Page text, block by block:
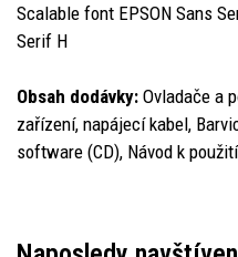
Scalable font EPSON Sans
Serif H
Obsah dodávky: Ovladače a
zařízení, napájecí kabel,
software (CD), Návod k